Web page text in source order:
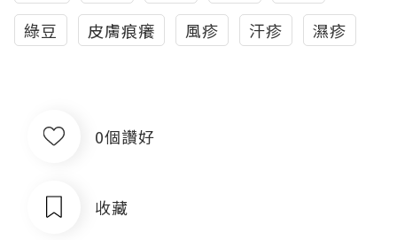
綠豆
皮膚痕癢 風疹 汗疹 濕疹
0個讚好
收藏